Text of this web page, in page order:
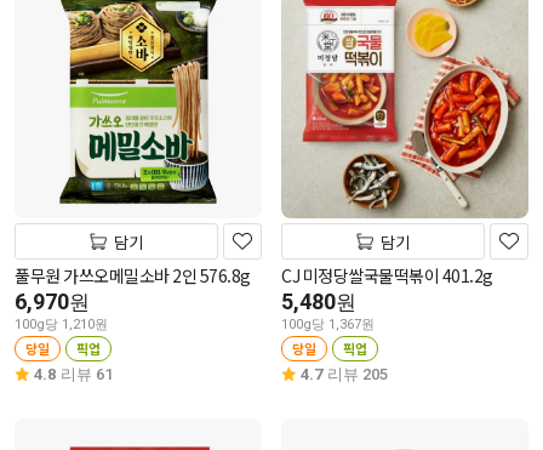
담기
풀무원 가쓰오메밀소바 2인 576.8g
6,970원
100g당 1,210원
당일 픽업
4.8 리뷰 61
담기
CJ 미정당쌀국물떡볶이 401.2g
5,480원
100g당 1,367원
당일 픽업
4.7 리뷰 205